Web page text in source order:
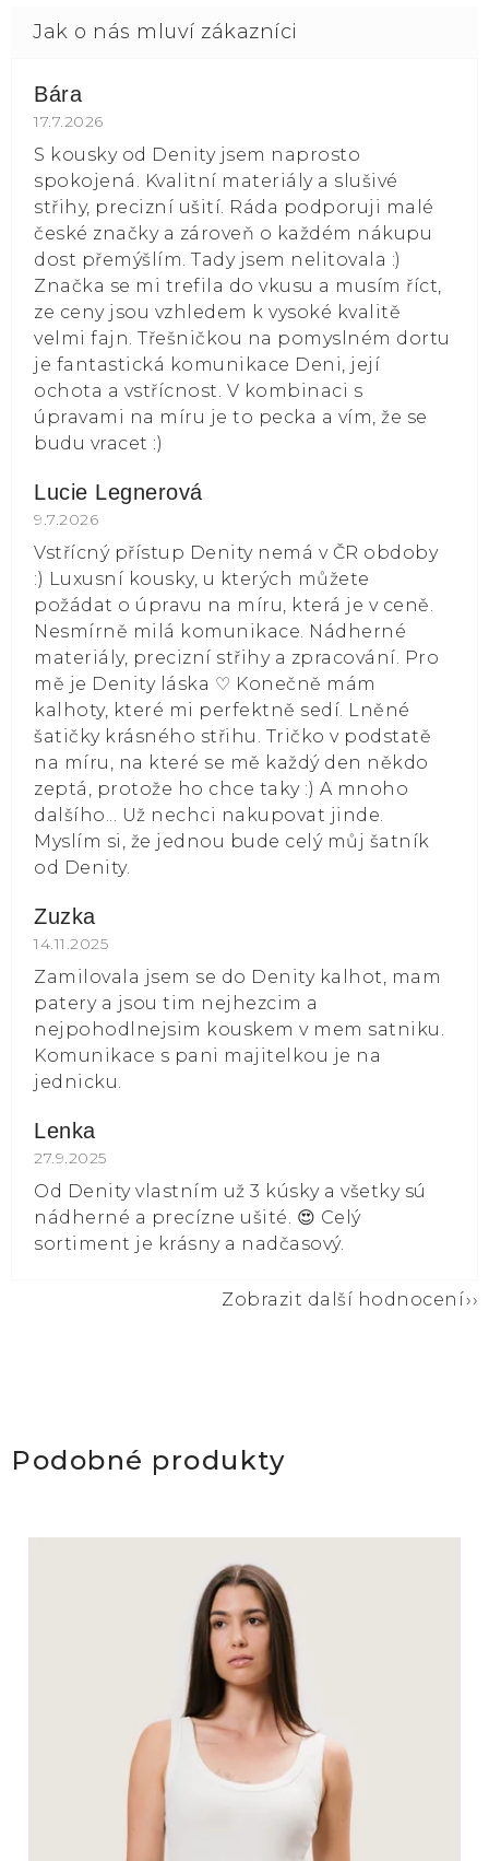
Bára
Hodnocení obchodu je 5 z 5 hvězdiček.
17.7.2026
S kousky od Denity jsem naprosto
spokojená. Kvalitní materiály a slušivé
střihy, precizní ušití. Ráda podporuji malé
české značky a zároveň o každém nákupu
dost přemýšlím. Tady jsem nelitovala :)
Značka se mi trefila do vkusu a musím říct,
ze ceny jsou vzhledem k vysoké kvalitě
velmi fajn. Třešničkou na pomyslném dortu
je fantastická komunikace Deni, její
ochota a vstřícnost. V kombinaci s
úpravami na míru je to pecka a vím, že se
budu vracet :)
Lucie Legnerová
Hodnocení obchodu je 5 z 5 hvězdiček.
9.7.2026
Vstřícný přístup Denity nemá v ČR obdoby
:) Luxusní kousky, u kterých můžete
požádat o úpravu na míru, která je v ceně.
Nesmírně milá komunikace. Nádherné
materiály, precizní střihy a zpracování. Pro
mě je Denity láska ⁠♡ Konečně mám
kalhoty, které mi perfektně sedí. Lněné
šatičky krásného střihu. Tričko v podstatě
na míru, na které se mě každý den někdo
zeptá, protože ho chce taky :) A mnoho
dalšího... Už nechci nakupovat jinde.
Myslím si, že jednou bude celý můj šatník
od Denity.
Zuzka
Hodnocení obchodu je 5 z 5 hvězdiček.
14.11.2025
Zamilovala jsem se do Denity kalhot, mam
patery a jsou tim nejhezcim a
nejpohodlnejsim kouskem v mem satniku.
Komunikace s pani majitelkou je na
jednicku.
Lenka
Hodnocení obchodu je 5 z 5 hvězdiček.
27.9.2025
Od Denity vlastním už 3 kúsky a všetky sú
nádherné a precízne ušité. 😍 Celý
sortiment je krásny a nadčasový.
Zobrazit další hodnocení
Podobné produkty